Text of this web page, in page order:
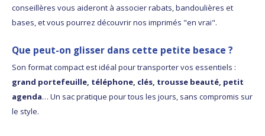
conseillères vous aideront à associer rabats, bandoulières et
bases, et vous pourrez découvrir nos imprimés "en vrai".
Que peut-on glisser dans cette petite besace ?
Son format compact est idéal pour transporter vos essentiels :
grand portefeuille, téléphone, clés, trousse beauté, petit
agenda… Un sac pratique pour tous les jours, sans compromis sur
le style.